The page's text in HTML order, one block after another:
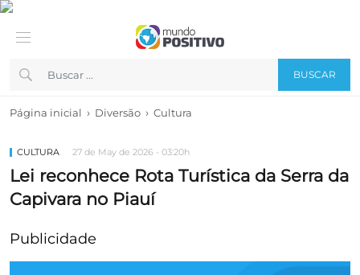
BUSCAR
Página inicial › Diversão › Cultura
CULTURA 27 de May de 2026 - 03:20h
Lei reconhece Rota Turística da Serra da
Capivara no Piauí
Publicidade